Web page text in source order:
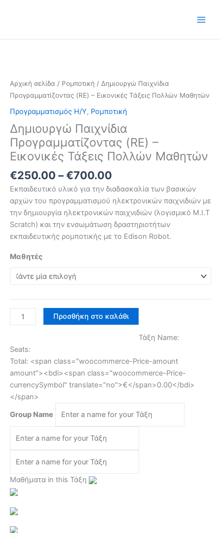
Αρχική σελίδα / Ρομποτική / Δημιουργώ Παιχνίδια
Προγραμματίζοντας (RE) – Εικονικές Τάξεις Πολλών Μαθητών
Προγραμματισμός Η/Υ, Ρομποτική
Δημιουργώ Παιχνίδια
Προγραμματίζοντας (RE) –
Εικονικές Τάξεις Πολλών Μαθητών
€250.00 –€700.00
through
€700.00
Εκπαιδευτικό υλικό για την διαδασκαλία των βασικών
αρχών του προγραμματισμού ηλεκτρονικών παιχνιδιών με
την δημιουργία ηλεκτρονικών παιχνιδιών (λογισμικό Μ.Ι.Τ
Scratch) και την ενσωμάτωση δραστηριοτήτων
εκπαιδευτικής ρομποτικής με το Edison Robot.
Μαθητές
(RE)
-
Τάξεις
Πολλών
Μαθητών
ποσότητα
Προσθήκη στο καλάθι
Τάξη Name:
Seats:
Total: <span class="woocommerce-Price-amount
amount"><bdi><span class="woocommerce-Price-
currencySymbol" translate="no">€</span>0.00</bdi>
</span>
Group Name
Μαθήματα in this Τάξη